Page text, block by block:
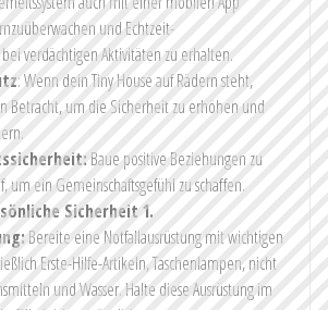
und Echtzeit-
verdächtigen Aktivitäten zu erhalten.
: Wenn dein Tiny House auf Rädern steht,
Betracht, um die Sicherheit zu erhöhen und
Baue positive Beziehungen zu
um ein Gemeinschaftsgefühl zu schaffen.
Sicherheit 1.
Bereite eine Notfallausrüstung mit wichtigen
Erste-Hilfe-Artikeln, Taschenlampen, nicht
und Wasser. Halte diese Ausrüstung im